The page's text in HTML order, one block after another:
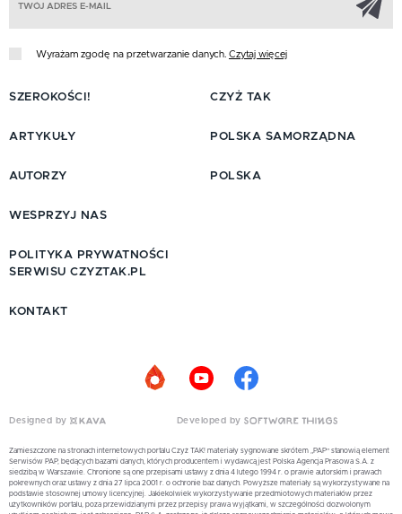
Wyrażam zgodę na przetwarzanie danych. Czytaj więcej
SZEROKOŚCI!
ARTYKUŁY
AUTORZY
CZYŻ TAK
POLSKA SAMORZĄDNA
POLSKA
WESPRZYJ NAS
POLITYKA PRYWATNOŚCI
SERWISU CZYZTAK.PL
KONTAKT
Designed by Developed by
Zamieszczone na stronach internetowych portalu Czyż TAK! materiały sygnowane skrótem „PAP” stanowią element
Serwisów PAP, będących bazami danych, których producentem i wydawcą jest Polska Agencja Prasowa S.A. z
siedzibą w Warszawie. Chronione są one przepisami ustawy z dnia 4 lutego 1994 r. o prawie autorskim i prawach
pokrewnych oraz ustawy z dnia 27 lipca 2001 r. o ochronie baz danych. Powyższe materiały są wykorzystywane na
podstawie stosownej umowy licencyjnej. Jakiekolwiek wykorzystywanie przedmiotowych materiałów przez
użytkowników portalu, poza przewidzianymi przez przepisy prawa wyjątkami, w szczególności dozwolonym